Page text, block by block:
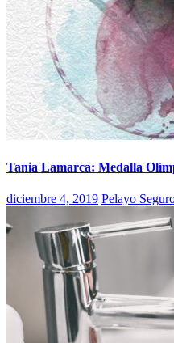
Tania Lamarca: Medalla
diciembre 4, 2019 Pelayo